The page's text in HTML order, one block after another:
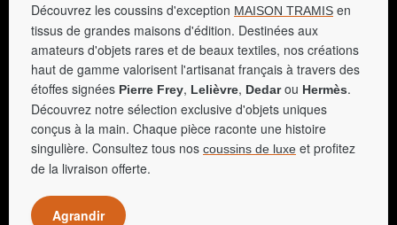
Découvrez les coussins d'exception MAISON TRAMIS en
tissus de grandes maisons d'édition. Destinées aux
amateurs d'objets rares et de beaux textiles, nos créations
haut de gamme valorisent l'artisanat français à travers des
étoffes signées Pierre Frey, Lelièvre, Dedarou Hermès.
Découvrez notre sélection exclusive d'objets uniques
conçus à la main. Chaque pièce raconte une histoire
singulière. Consultez tous nos coussins de luxe et profitez
de la livraison offerte.
Agrandir